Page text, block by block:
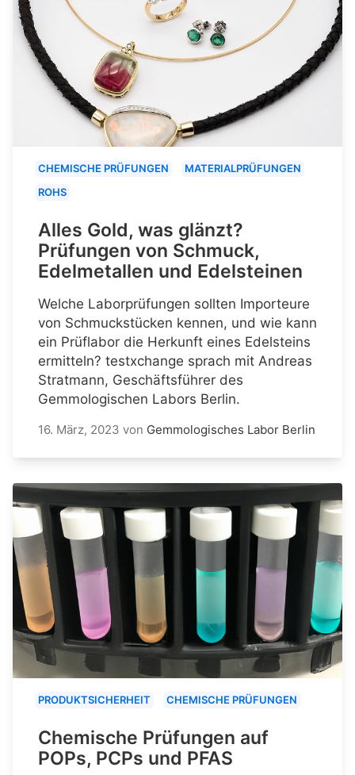
CHEMISCHE PRÜFUNGEN
MATERIALPRÜFUNGEN
ROHS
Alles Gold, was glänzt?
Prüfungen von Schmuck,
Edelmetallen und Edelsteinen
Welche Laborprüfungen sollten Importeure
von Schmuckstücken kennen, und wie kann
ein Prüflabor die Herkunft eines Edelsteins
ermitteln? testxchange sprach mit Andreas
Stratmann, Geschäftsführer des
Gemmologischen Labors Berlin.
16. März, 2023 von Gemmologisches Labor Berlin
PRODUKTSICHERHEIT CHEMISCHE PRÜFUNGEN
Chemische Prüfungen auf
POPs, PCPs und PFAS